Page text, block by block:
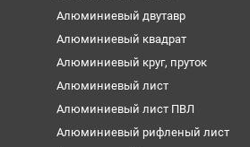
Алюминиевый двутавр
Алюминиевый квадрат
Алюминиевый круг, пруток
Алюминиевый лист
Алюминиевый лист ПВЛ
Алюминиевый рифленый лист